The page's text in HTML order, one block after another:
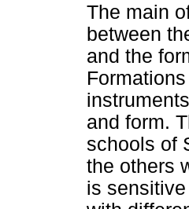
The main
between
and the
and form.
schools of
the others
is